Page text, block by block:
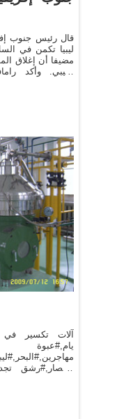
قال رئيس جنوب
ليبيا تكمن في
مضيفا أن إغلاق
الليبي. وأكد
آلات تكسير
الحصار,#رشق